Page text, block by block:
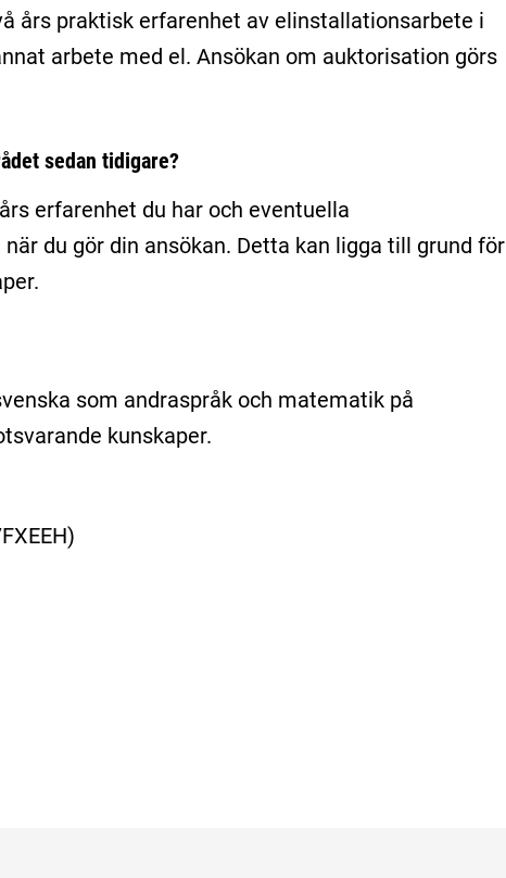
års praktisk erfarenhet av elinstallationsarbete i
arbete med el. Ansökan om auktorisation görs
sedan tidigare?
erfarenhet du har och eventuella
du gör din ansökan. Detta kan ligga till grund för
som andraspråk och matematik på
kunskaper.